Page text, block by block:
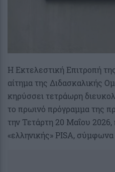
Η Εκτελεστική Επιτροπή
αίτημα της Διδασκαλικής
κηρύσσει τετράωρη
το πρωινό πρόγραμμα της
την Τετάρτη 20 Μαΐου
«ελληνικής» PISA,